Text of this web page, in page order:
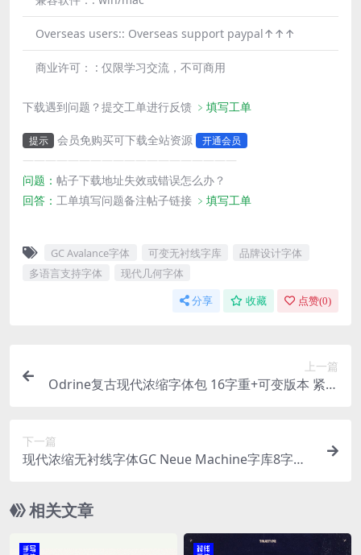
Overseas users:: Overseas support paypal↑↑↑
商业许可： : 仅限学习交流，不可商用
下载遇到问题？提交工单进行反馈 ﹥填写工单
提示 会员免购买可下载全站资源 开通会员
———————————————————
问题： 帖子下载地址失效或错误怎么办？
回答： 工单填写问题备注帖子链接 ﹥填写工单
GC Avalance字体 可变无衬线字库
品牌设计字体
多语言支持字体
现代几何字体
分享 收藏 点赞(0)
上一篇
Odrine复古现代浓缩字体包 16字重+可变版本 紧凑
下一篇
现代浓缩无衬线字体GC Neue Machine字库8字重
相关文章